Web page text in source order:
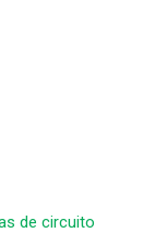
de circuito